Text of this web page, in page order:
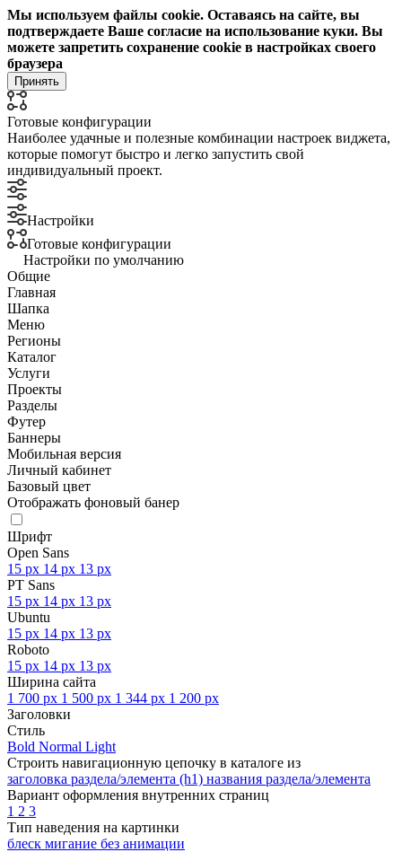
Мы используем файлы cookie. Оставаясь на сайте, вы
подтверждаете Ваше согласие на использование куки. Вы
можете запретить сохранение cookie в настройках своего
браузера
Принять
Готовые конфигурации
Наиболее удачные и полезные комбинации настроек виджета,
которые помогут быстро и легко запустить свой
индивидуальный проект.
Настройки
Готовые конфигурации
Настройки по умолчанию
Общие
Главная
Шапка
Меню
Регионы
Каталог
Услуги
Проекты
Разделы
Футер
Баннеры
Мобильная версия
Личный кабинет
Базовый цвет
Отображать фоновый банер
Шрифт
Open Sans
15 px 14 px 13 px
PT Sans
15 px 14 px 13 px
Ubuntu
15 px 14 px 13 px
Roboto
15 px 14 px 13 px
Ширина сайта
1 700 px 1 500 px 1 344 px 1 200 px
Заголовки
Стиль
Bold Normal Light
Строить навигационную цепочку в каталоге из
заголовка раздела/элемента (h1) названия раздела/элемента
Вариант оформления внутренних страниц
1 2 3
Тип наведения на картинки
блеск мигание без анимации